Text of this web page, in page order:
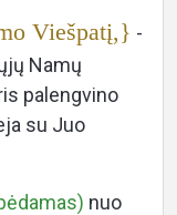
Viešpatį,} -
Namų
palengvino
su Juo
nuo